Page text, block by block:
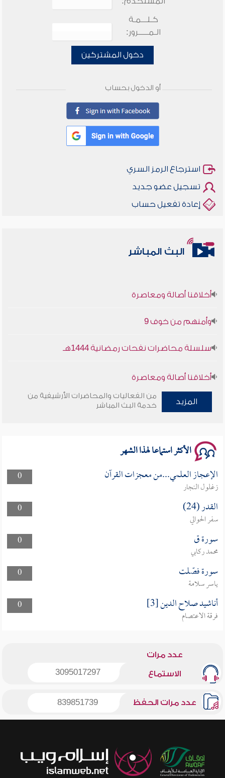
كـلـــمـة
الـمـــــرور:
دخول المشتركين
أو الدخول بحساب
استرجاع الرمز السري
تسجيل عضو جديد
إعادة تفعيل حساب
البث المباشر
أخلاقنا أصالة ومعاصرة
وأمنهم من خوف 9
سلسلة محاضرات نفحات رمضانية 1444هـ
أخلاقنا أصالة ومعاصرة
وأمنهم من خوف 9
المزيد
من الفعاليات والمحاضرات الأرشيفية من
خدمة البث المباشر
الأكثر استماعا لهذا الشهر
0 الإعجاز العلمي...من معجزات القرآن
زغلول النجار
0
القدر (24)
سفر الحوالي
0
سورة ق
محمد ركابي
0
سورة فصّلت
ياسر سلامة
0
أناشيد صلاح الدين [3]
فرقة الاعتصام
عدد مرات
الاستماع 3095017297
عدد مرات الحفظ 839851739